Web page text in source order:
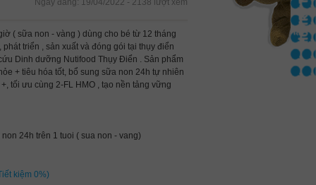
Ngày đăng: 19/04/2022 - 2138 lượt xem
( sữa non - vàng ) dùng cho bé từ 12 tháng
triển , sản xuất và đóng gói tại thụy điển
Dinh dưỡng Nutifood Thụy Điển . Sản phẩm
+ tiêu hóa tốt, bổ sung sữa non 24h tự nhiên
tối ưu cùng 2-FL HMO , tạo nền tảng vững
24h trên 1 tuoi ( sua non - vang)
kiệm 0%)